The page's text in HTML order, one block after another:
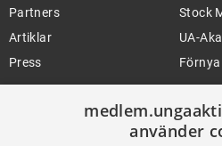
Partners
Artiklar
Press
Stock
UA-
HJÄLP
använder